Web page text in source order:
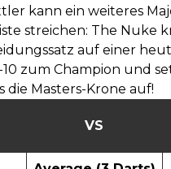
kann ein weiteres
streichen: The Nuke
auf einer
zum Champion und
die Masters-Krone auf!
VS